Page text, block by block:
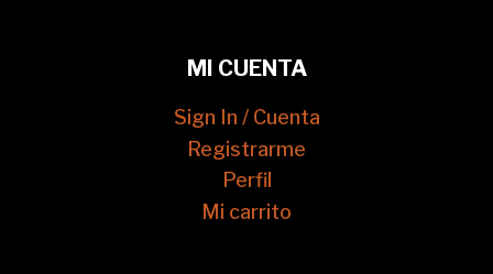
MI CUENTA
Sign In / Cuenta
Registrarme
Perfil
Mi carrito